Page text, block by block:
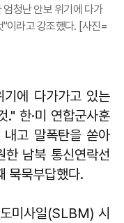
청난 안보 위기에 다가
"이라고 강조했다. [사진=
에 다가가고 있는
." 한·미 연합군사훈
고 말폭탄을 쏟아
남북 통신연락선
묵묵부답했다.
미사일(SLBM) 시